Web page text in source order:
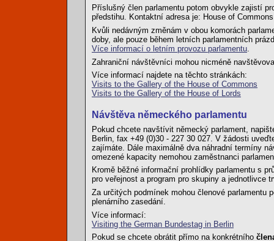
Příslušný člen parlamentu potom obvykle zajistí
předstihu. Kontaktní adresa je: House of
Kvůli nedávným změnám v obou komorách
doby, ale pouze během letních parlamentních
Více informací o letním provozu parlamentu
Zahraniční návštěvníci mohou nicméně
Více informací najdete na těchto stránkách:
Visits to the Gallery of the House of Commons
Visits to the Gallery of the House of Lords
Návštěva německého parlamentu
Pokud chcete navštívit německý parlament,
Berlin, fax +49 (0)30 - 227 30 027. V žádosti
zajímáte. Dále maximálně dva náhradní termíny
omezené kapacity nemohou zaměstnanci
Kromě běžné informační prohlídky parlamentu s
pro veřejnost a program pro skupiny a jednotlivce
Za určitých podmínek mohou členové parlamentu
plenárního zasedání.
Více informací:
Visiting the German Bundestag in Berlin
Pokud se chcete obrátit přímo na konkrétního